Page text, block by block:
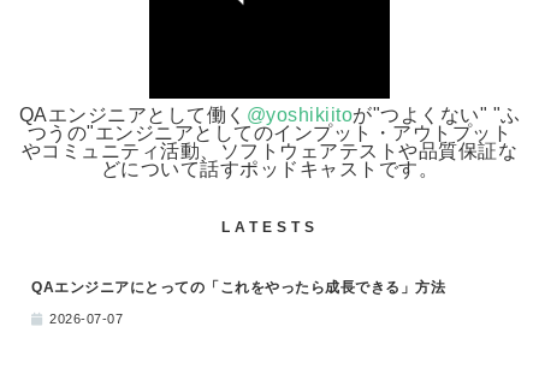
QAエンジニアとして働く @yoshikiitoが"つよくない" "ふ
つうの"エンジニアとしてのインプット・アウトプット
やコミュニティ活動、ソフトウェアテストや品質保証な
どについて話すポッドキャストです。
LATESTS
QAエンジニアにとっての「これをやったら成長できる」方法
2026-07-07